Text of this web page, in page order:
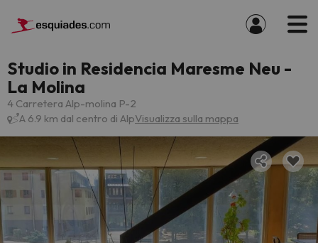
Studio in Residencia Maresme Neu -
La Molina
4 Carretera Alp-molina P-2
A 6.9 km dal centro di AlpVisualizza sulla mappa